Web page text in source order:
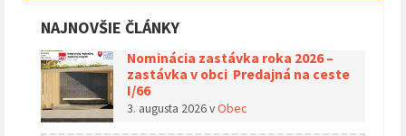
NAJNOVŠIE ČLÁNKY
Nominácia zastávka roka 2026 –
zastávka v obci Predajná na ceste
I/66
3. augusta 2026vObec